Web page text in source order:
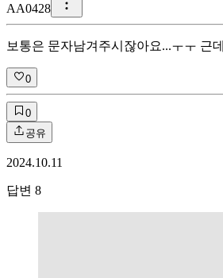
AA0428
보통은 문자남겨주시잖아요...ㅜㅜ 근
0
0
공유
2024.10.11
답변 8